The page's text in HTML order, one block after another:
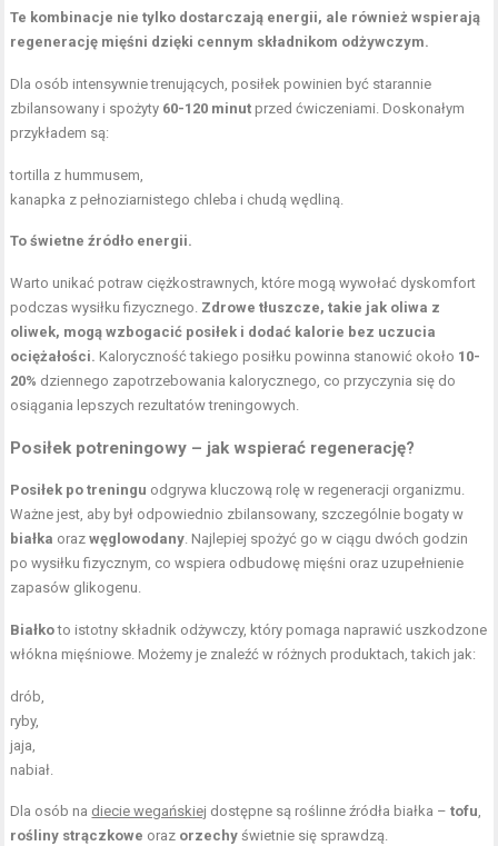
Te kombinacje nie tylko dostarczają energii, ale również wspierają
regenerację mięśni dzięki cennym składnikom odżywczym.
Dla osób intensywnie trenujących, posiłek powinien być starannie
zbilansowany i spożyty 60-120 minut przed ćwiczeniami. Doskonałym
przykładem są:
tortilla z hummusem,
kanapka z pełnoziarnistego chleba i chudą wędliną.
To świetne źródło energii.
Warto unikać potraw ciężkostrawnych, które mogą wywołać dyskomfort
podczas wysiłku fizycznego. Zdrowe tłuszcze, takie jak oliwa z
oliwek, mogą wzbogacić posiłek i dodać kalorie bez uczucia
ociężałości. Kaloryczność takiego posiłku powinna stanowić około 10-
20% dziennego zapotrzebowania kalorycznego, co przyczynia się do
osiągania lepszych rezultatów treningowych.
Posiłek potreningowy – jak wspierać regenerację?
Posiłek po treningu odgrywa kluczową rolę w regeneracji organizmu.
Ważne jest, aby był odpowiednio zbilansowany, szczególnie bogaty w
białka orazwęglowodany. Najlepiej spożyć go w ciągu dwóch godzin
po wysiłku fizycznym, co wspiera odbudowę mięśni oraz uzupełnienie
zapasów glikogenu.
Białkoto istotny składnik odżywczy, który pomaga naprawić uszkodzone
włókna mięśniowe. Możemy je znaleźć w różnych produktach, takich jak:
drób,
ryby,
jaja,
nabiał.
Dla osób na diecie wegańskiej dostępne są roślinne źródła białka –tofu,
rośliny strączkowe oraz orzechy świetnie się sprawdzą.